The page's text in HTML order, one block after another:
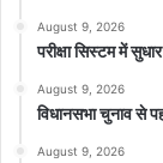
August 9, 2026
परीक्षा सिस्टम में
August 9, 2026
विधानसभा चुनाव से
August 9, 2026